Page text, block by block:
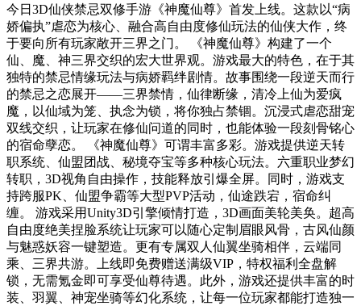
今日3D仙侠禁忌双修手游《神魔仙尊》首发上线。这款以“病
娇偏执”虐恋为核心、融合高自由度修仙玩法的仙侠大作，终
于要向所有玩家敞开三界之门。 《神魔仙尊》构建了一个
仙、魔、神三界交织的宏大世界观。游戏最大的特色，在于其
独特的禁忌情缘玩法与病娇羁绊剧情。故事围绕一段逆天而行
的禁忌之恋展开——三界禁情，仙律断缘，清冷上仙为爱疯
魔，以仙域为笼、执念为锁，将你独占禁锢。沉浸式虐恋甜宠
双线交织，让玩家在修仙问道的同时，也能体验一段刻骨铭心
的宿命孽恋。 《神魔仙尊》可谓丰富多彩。游戏提供逆天转
职系统、仙盟团战、秘境夺宝等多种核心玩法。六重职业梦幻
转职，3D视角自由操作，技能释放引爆全屏。同时，游戏支
持跨服PK、仙盟争霸等大型PVP活动，仙途跌宕，宿命纠
缠。 游戏采用Unity3D引擎倾情打造，3D画面美轮美奂。超高
自由度绝美捏脸系统让玩家可以随心定制眉眼风骨，古风仙颜
与魅惑妖容一键塑造。更有专属双人仙翼坐骑相伴，云端同
乘、三界共游。上线即免费赠送满级VIP，特权福利全盘解
锁，无需氪金即可享受仙尊待遇。此外，游戏还提供丰富的时
装、羽翼、神宠坐骑等幻化系统，让每一位玩家都能打造独一